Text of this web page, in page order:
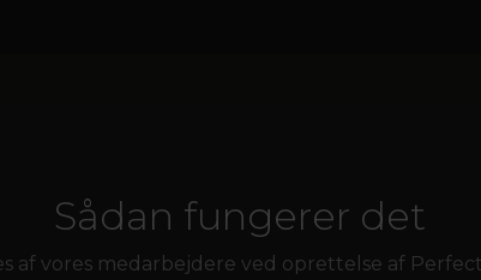
Sådan fungerer det
af vores medarbejdere ved oprettelse af